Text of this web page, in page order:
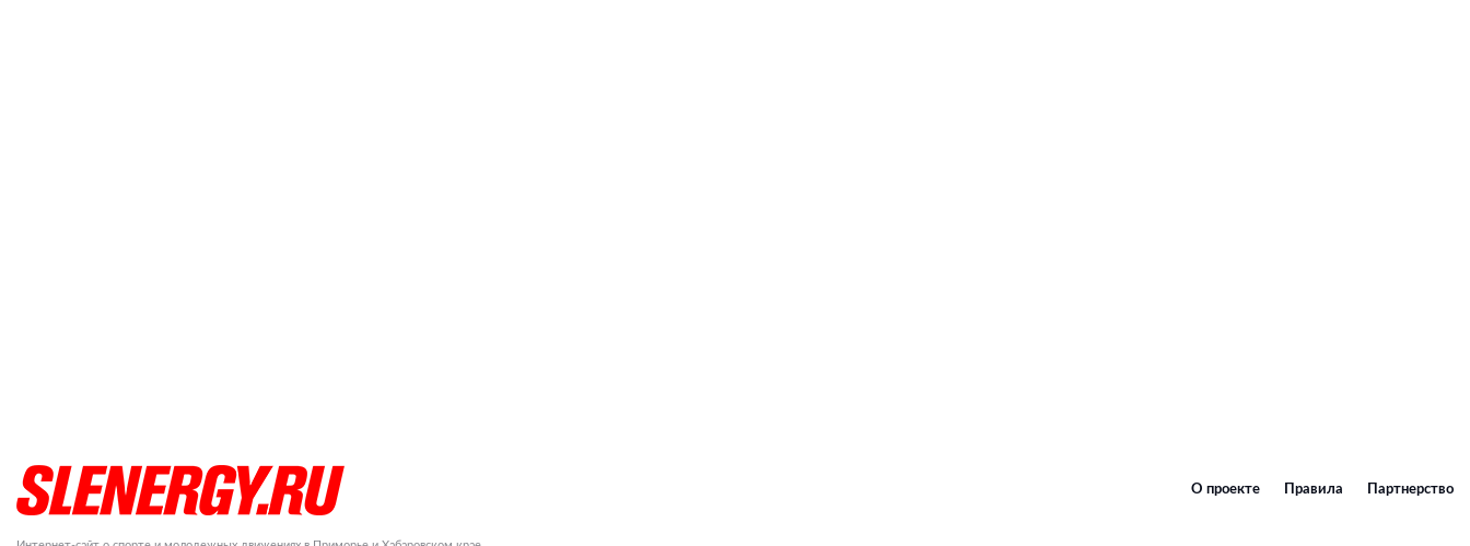
О проекте Правила Партнерство